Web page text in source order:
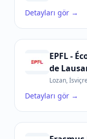
Detayları gör →
EPFL - École Polytechnique Fédérale
de
Lozan, İsviçre
Detayları gör →